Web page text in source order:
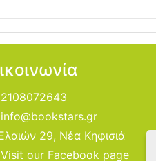
2108072643
info@bookstars.gr
29, Νέα Κηφισιά
Visit our Facebook page